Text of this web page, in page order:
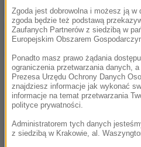
gości specjalnych Festiwalu.
jest bezpłatna i dostępna w
oraz Google Play. Zachęcamy
korzystania!
UWAGA: aplikacja mobilna
wersjach systemów
Aby ją zainstalować
festiwalowych plakatów lub
App StorelubGoogle Play.
Zgoda jest dobrowolna i możesz ją w
zgoda będzie też podstawą
Zaufanych Partnerów z siedzibą w
Europejskim Obszarem
Ponadto masz prawo żądania
ograniczenia przetwarzania danych,
Prezesa Urzędu Ochrony Danych
znajdziesz informacje jak wykonać
informacje na temat przetwarzania
polityce prywatności.
Administratorem tych danych
z siedzibą w Krakowie, al.